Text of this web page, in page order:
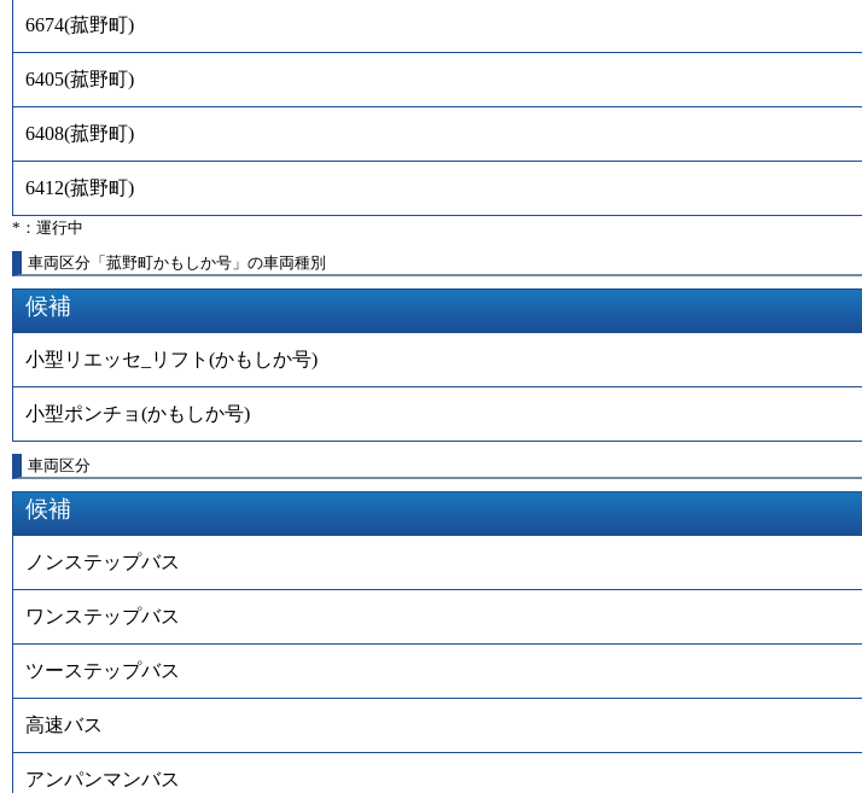
6674(菰野町)
6405(菰野町)
6408(菰野町)
6412(菰野町)
*：運行中
車両区分「菰野町かもしか号」の車両種別
候補
小型リエッセ_リフト(かもしか号)
小型ポンチョ(かもしか号)
車両区分
候補
ノンステップバス
ワンステップバス
ツーステップバス
高速バス
アンパンマンバス